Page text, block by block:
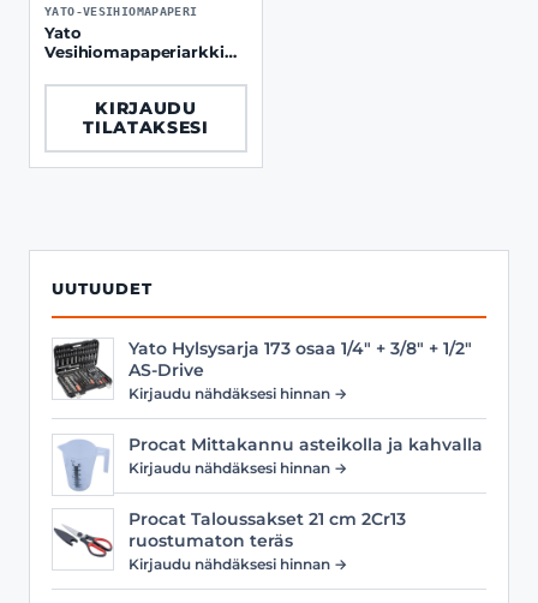
UUTUUDET
Yato Hylsysarja 173 osaa 1/4" + 3/8" + 1/2"
AS-Drive
Kirjaudu nähdäksesi hinnan →
Procat Mittakannu asteikolla ja kahvalla
Kirjaudu nähdäksesi hinnan →
Procat Taloussakset 21 cm 2Cr13
ruostumaton teräs
Kirjaudu nähdäksesi hinnan →
YATO-VESIHIOMAPAPERI
Yato
Vesihiomapaperiarkki
KIRJAUDU
TILATAKSESI